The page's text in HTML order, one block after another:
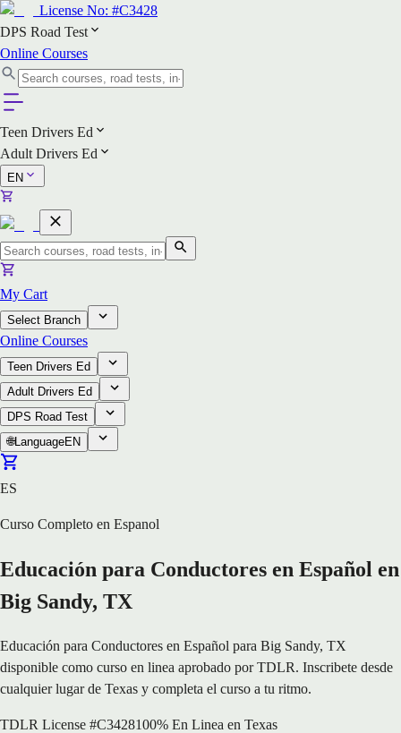
License No: #C3428
DPS Road Test
Online Courses
Teen Drivers Ed
Adult Drivers Ed
EN
My Cart
Select Branch
Online Courses
Teen Drivers Ed
Adult Drivers Ed
DPS Road Test
🌐LanguageEN
ES
Curso Completo en Espanol
Educación para Conductores en Español en
Big Sandy, TX
Educación para Conductores en Español para Big Sandy, TX
disponible como curso en linea aprobado por TDLR. Inscribete desde
cualquier lugar de Texas y completa el curso a tu ritmo.
TDLR License #C3428100% En Linea en Texas